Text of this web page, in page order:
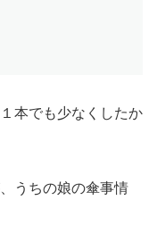
本でも少なくしたか
うちの娘の傘事情